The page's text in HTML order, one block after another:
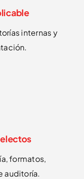
internas y
formatos,
auditoría.